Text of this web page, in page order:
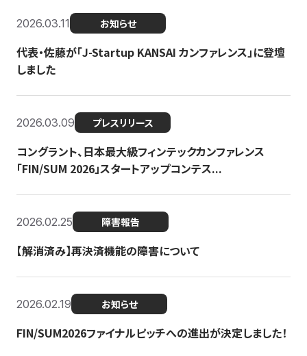
2026.03.11 お知らせ
代表・佐藤が「J-Startup KANSAI カンファレンス」に登壇
しました
2026.03.09 プレスリリース
コングラント、日本最大級フィンテックカンファレンス
「FIN/SUM 2026」スタートアップコンテス...
2026.02.25 障害報告
【解消済み】再決済機能の障害について
2026.02.19 お知らせ
FIN/SUM2026ファイナルピッチへの進出が決定しました！